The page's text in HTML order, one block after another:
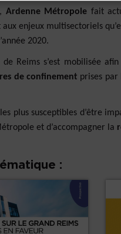
Ardenne Métropole fait
aux enjeux multisectoriels
2020.
Reims s’est mobilisée
de confinement prises par
plus susceptibles d’être
et d’accompagner la
: